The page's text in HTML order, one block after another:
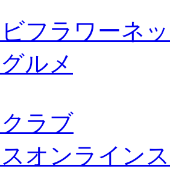
フラワーネ
ルメ
ラブ
オンライン